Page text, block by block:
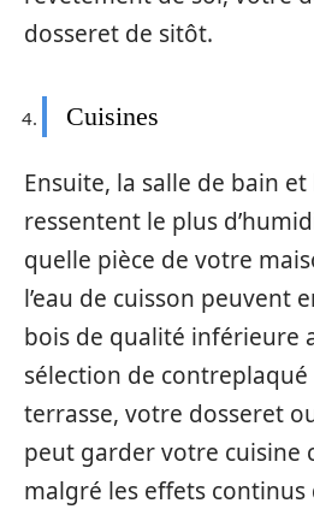
dosseret de sitôt.
Cuisines
Ensuite, la salle de bain et
ressentent le plus
quelle pièce de votre
l’eau de cuisson peuvent
bois de qualité inférieure
sélection de
terrasse, votre dosseret
peut garder votre cuisine
malgré les effets continus